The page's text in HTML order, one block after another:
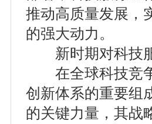
推动高质量发展，
的强大动力。
新时期对科技
在全球科技竞争
创新体系的重要组
的关键力量，其战